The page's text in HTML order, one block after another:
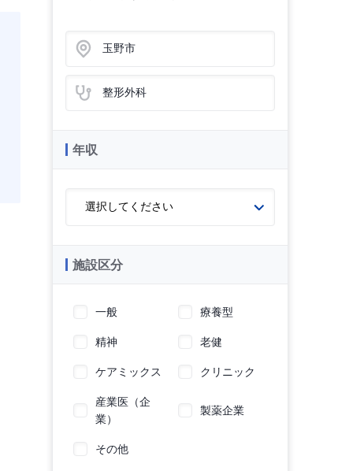
玉野市
整形外科
年収
施設区分
一般
療養型
精神
老健
ケアミックス
クリニック
産業医（企
業）
製薬企業
その他